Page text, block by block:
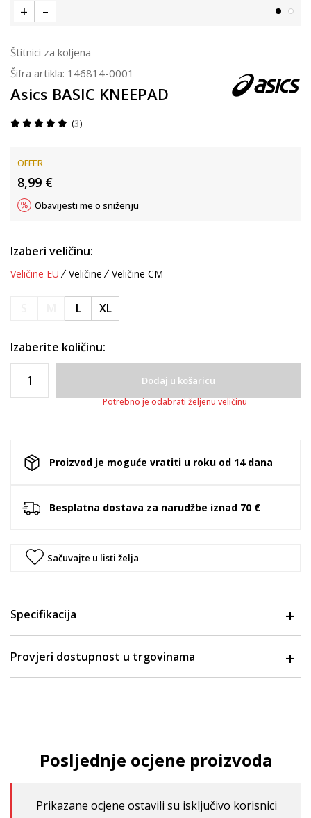
Štitnici za koljena
Šifra artikla: 146814-0001
Asics BASIC KNEEPAD
3
OFFER
8,99 €
Obavijesti me o sniženju
Izaberi veličinu:
Veličine EU Veličine Veličine CM
L XL
Izaberite količinu:
Dodaj u košaricu
Potrebno je odabrati željenu veličinu
Proizvod je moguće vratiti u roku od 14 dana
Besplatna dostava za narudžbe iznad 70 €
Sačuvajte u listi želja
Specifikacija
Provjeri dostupnost u trgovinama
Posljednje ocjene proizvoda
Prikazane ocjene ostavili su isključivo korisnici